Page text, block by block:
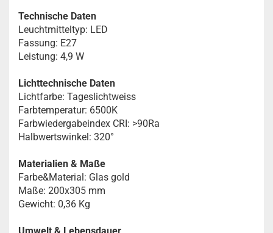
Technische Daten
Leuchtmitteltyp: LED
Fassung: E27
Leistung: 4,9 W
Lichttechnische Daten
Lichtfarbe: Tageslichtweiss
Farbtemperatur: 6500K
Farbwiedergabeindex CRI: >90Ra
Halbwertswinkel: 320°
Materialien & Maße
Farbe&Material: Glas gold
Maße: 200x305 mm
Gewicht: 0,36 Kg
Umwelt & Lebensdauer